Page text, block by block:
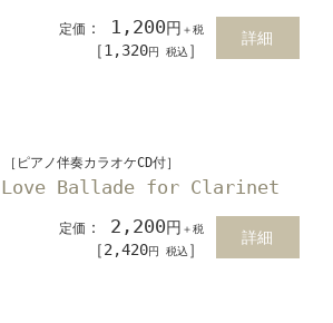
定価 ： 1,200円 ＋税
［1,320円 税込 ］
詳細
［ピアノ伴奏カラオケCD付］
Love Ballade for Clarinet
定価 ： 2,200円 ＋税
［2,420円 税込 ］
詳細